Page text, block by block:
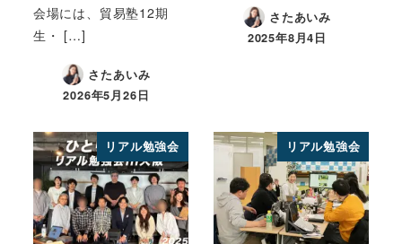
会場には、貿易塾12期
生・ […]
さたあいみ
2026年5月26日
さたあいみ
2025年8月4日
リアル勉強会 リアル勉強会